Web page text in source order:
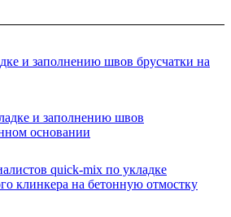
и заполнению швов
основании